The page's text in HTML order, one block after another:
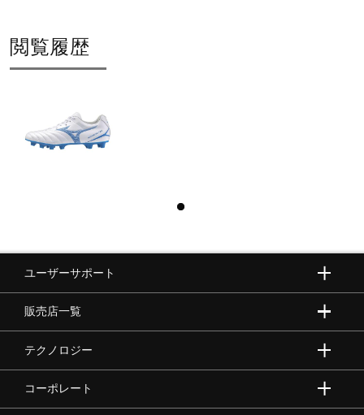
アッパー本体裏地のテキスタイルに90％以上のリサイクル
素材を使用。
閲覧履歴
ユーザーサポート
販売店一覧
テクノロジー
コーポレート